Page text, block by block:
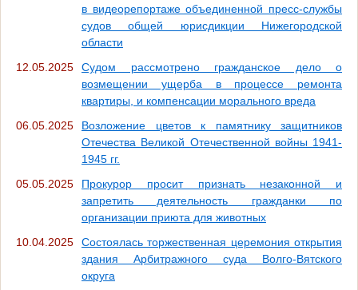
в видеорепортаже объединенной пресс-службы
судов общей юрисдикции Нижегородской
области
12.05.2025
Судом рассмотрено гражданское дело о
возмещении ущерба в процессе ремонта
квартиры, и компенсации морального вреда
06.05.2025
Возложение цветов к памятнику защитников
Отечества Великой Отечественной войны 1941-
1945 гг.
05.05.2025
Прокурор просит признать незаконной и
запретить деятельность гражданки по
организации приюта для животных
10.04.2025
Состоялась торжественная церемония открытия
здания Арбитражного суда Волго-Вятского
округа